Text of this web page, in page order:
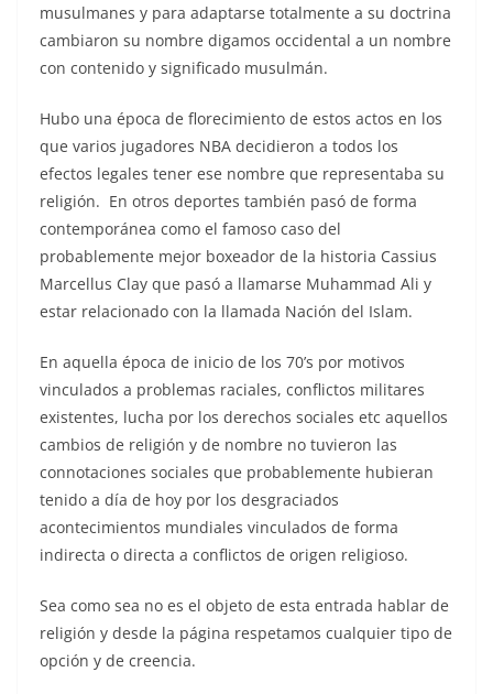
musulmanes y para adaptarse totalmente a su doctrina
cambiaron su nombre digamos occidental a un nombre
con contenido y significado musulmán.
Hubo una época de florecimiento de estos actos en los
que varios jugadores NBA decidieron a todos los
efectos legales tener ese nombre que representaba su
religión. En otros deportes también pasó de forma
contemporánea como el famoso caso del
probablemente mejor boxeador de la historia Cassius
Marcellus Clay que pasó a llamarse Muhammad Ali y
estar relacionado con la llamada Nación del Islam.
En aquella época de inicio de los 70’s por motivos
vinculados a problemas raciales, conflictos militares
existentes, lucha por los derechos sociales etc aquellos
cambios de religión y de nombre no tuvieron las
connotaciones sociales que probablemente hubieran
tenido a día de hoy por los desgraciados
acontecimientos mundiales vinculados de forma
indirecta o directa a conflictos de origen religioso.
Sea como sea no es el objeto de esta entrada hablar de
religión y desde la página respetamos cualquier tipo de
opción y de creencia.